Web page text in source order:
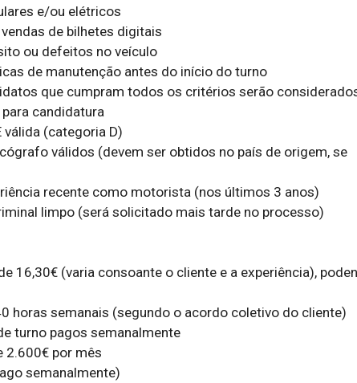
e/ou elétricos
de bilhetes digitais
ou defeitos no veículo
de manutenção antes do início do turno
que cumpram todos os critérios serão
candidatura
válida (categoria D)
válidos (devem ser obtidos no país de origem, se
recente como motorista (nos últimos 3 anos)
limpo (será solicitado mais tarde no processo)
16,30€ (varia consoante o cliente e a experiência),
horas semanais (segundo o acordo coletivo do cliente)
turno pagos semanalmente
2.600€ por mês
semanalmente)